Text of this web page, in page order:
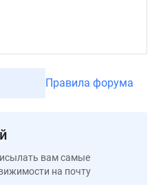
Правила форума
вам самые
на почту